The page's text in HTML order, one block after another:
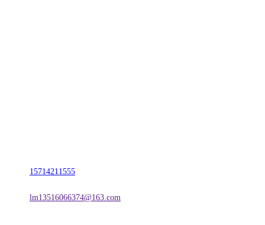
15714211555
lm13516066374@163.com